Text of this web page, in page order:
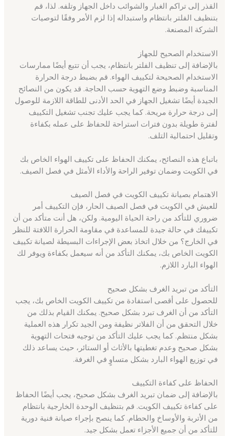
القذر إلى تراكم الغبار والشوائب داخل الجهاز وتلفه. لذا، قم
بتنظيف الفلتر بانتظام واستبداله إذا لزم الأمر وفقًا لتوصيات
الشركة المصنعة.
الاستخدام الصحيح للجهاز
بالإضافة إلى تنظيف الفلتر بانتظام، يجب أن تتبع أيضًا ممارسات
الاستخدام الصحيحة لتكييف الهواء. قم بضبط درجة الحرارة
المناسبة وضبط وضع التهوية حسب الحاجة. قد يكون من النصائح
الجيدة أيضًا تشغيل الجهاز في الحد الأدنى للطاقة اللازمة للوصول
إلى درجة حرارة مريحة. كما يجب عليك تجنب تشغيل التكييف
لفترة طويلة بدون فترات استراحة للحفاظ على عمله بكفاءة
وتقليل احتمالية التلف.
باتباع هذه النصائح، يمكنك الحفاظ على تكييف الهواء الخاص بك
في الكويت وضمان توفير الراحة والأداء الأمثل في فصل الصيف.
الاهتمام بصيانة تكييف الكويت في فصل الصيف
للعيش في الكويت في فصل الصيف الحار، فإن التكييف أمر
ضروري للتأكد من راحة الحياة اليومية. ولكن، هل أنت متأكد من أن
تكييفك في حالة جيدة للمساعدة في مقاومة الحرارة اللافتة للنظر
في الخارج؟ من خلال اتخاذ بعض الإجراءات البسيطة لصيانة تكييف
الكويت الخاص بك، يمكنك التأكد من أنه سيعمل بكفاءة ويوفر لك
الهواء البارد اللازم.
التأكد من تبريد الغرف بشكل صحيح
للحصول على أقصى استفادة من تكييف الكويت الخاص بك، يجب
التأكد من أن الغرف تبرد بشكل صحيح. يمكنك القيام بذلك من
خلال التحقق من أن الفلاتر نظيفة ومن الجيد تكرار هذه العملية
بشكل منتظم. كما يجب عليك التأكد من توجيه فتحات التهوية
بشكل صحيح وعدم تغطيتها بالأثاث أو الستائر، حيث يساعد ذلك
في توزيع الهواء البارد بشكل متساوٍ في الغرفة.
الحفاظ على كفاءة التكييف
بالإضافة إلى ضمان تبريد الغرف بشكل صحيح، يجب أيضًا الحفاظ
على كفاءة تكييف الكويت. قم بتنظيف الوحدة الخارجية بانتظام
من الأتربة والأوساخ والحطام. كما ينصح بإجراء صيانة فنية دورية
للتأكد من أن جميع الأجزاء تعمل بشكل جيد.